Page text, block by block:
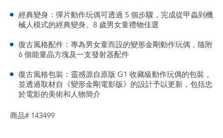
經典變身：彈片動作玩偶可透過 5 個步驟，完成從甲蟲到機
械人模式的經典變身。8 歲男女童禮物佳選
復古風格配件：專為男女童而設的變形金剛動作玩偶，隨附
6 個能量晶方塊及一支發射器配件
復古風格包裝：靈感源自原版 G1 收藏級動作玩偶的包裝，
並透過取材自《變形金剛電影版》的設計予以更新，包括忠
於電影的美術和人物簡介
商品# 143499